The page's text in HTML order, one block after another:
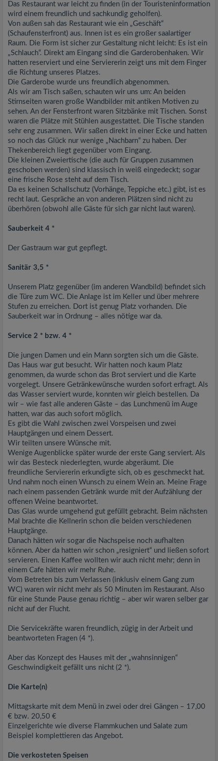
Das Restaurant war leicht zu finden (in der Touristeninformation
wird einem freundlich und sachkundig geholfen).
Von außen sah das Restaurant wie ein „Geschäft“
(Schaufensterfront) aus. Innen ist es ein großer saalartiger
Raum. Die Form ist sicher zur Gestaltung nicht leicht: Es ist ein
„Schlauch“. Direkt am Eingang sind die Garderobenhaken. Wir
hatten reserviert und eine Serviererin zeigt uns mit dem Finger
die Richtung unseres Platzes.
Die Garderobe wurde uns freundlich abgenommen.
Als wir am Tisch saßen, schauten wir uns um: An beiden
Stirnseiten waren große Wandbilder mit antiken Motiven zu
sehen. An der Fensterfront waren Sitzbänke mit Tischen. Sonst
waren die Plätze mit Stühlen ausgestattet. Die Tische standen
sehr eng zusammen. Wir saßen direkt in einer Ecke und hatten
so noch das Glück nur wenige „Nachbarn“ zu haben. Der
Thekenbereich liegt gegenüber vom Eingang.
Die kleinen Zweiertische (die auch für Gruppen zusammen
geschoben werden) sind klassisch in weiß eingedeckt; sogar
eine frische Rose steht auf dem Tisch.
Da es keinen Schallschutz (Vorhänge, Teppiche etc.) gibt, ist es
recht laut. Gespräche an von anderen Plätzen sind nicht zu
überhören (obwohl alle Gäste für sich gar nicht laut waren).
Sauberkeit 4 *
Der Gastraum war gut gepflegt.
Sanitär 3,5 *
Unserem Platz gegenüber (im anderen Wandbild) befindet sich
die Türe zum WC. Die Anlage ist im Keller und über mehrere
Stufen zu erreichen. Dort ist genug Platz vorhanden. Die
Sauberkeit war in Ordnung – alles nötige war da.
Service 2 * bzw. 4 *
Die jungen Damen und ein Mann sorgten sich um die Gäste.
Das Haus war gut besucht. Wir hatten noch kaum Platz
genommen, da wurde schon das Brot serviert und die Karte
vorgelegt. Unsere Getränkewünsche wurden sofort erfragt. Als
das Wasser serviert wurde, konnten wir gleich bestellen. Da
wir – wie fast alle anderen Gäste – das Lunchmenü im Auge
hatten, war das auch sofort möglich.
Es gibt die Wahl zwischen zwei Vorspeisen und zwei
Hauptgängen und einem Dessert.
Wir teilten unsere Wünsche mit.
Wenige Augenblicke später wurde der erste Gang serviert. Als
wir das Besteck niederlegten, wurde abgeräumt. Die
freundliche Serviererin erkundigte sich, ob es geschmeckt hat.
Und nahm noch einen Wunsch zu einem Wein an. Meine Frage
nach einem passenden Getränk wurde mit der Aufzählung der
offenen Weine beantwortet.
Das Glas wurde umgehend gut gefüllt gebracht. Beim nächsten
Mal brachte die Kellnerin schon die beiden verschiedenen
Hauptgänge.
Danach hätten wir sogar die Nachspeise noch aufhalten
können. Aber da hatten wir schon „resigniert“ und ließen sofort
servieren. Einen Kaffee wollten wir auch nicht mehr; denn in
einem Cafe hätten wir mehr Ruhe.
Vom Betreten bis zum Verlassen (inklusiv einem Gang zum
WC) waren wir nicht mehr als 50 Minuten im Restaurant. Also
für eine Stunde Pause genau richtig – aber wir waren selber gar
nicht auf der Flucht.
Die Servicekräfte waren freundlich, zügig in der Arbeit und
beantworteten Fragen (4 *).
Aber das Konzept des Hauses mit der „wahnsinnigen“
Geschwindigkeit gefällt uns nicht (2 *).
Die Karte(n)
Mittagskarte mit dem Menü in zwei oder drei Gängen – 17,00
€ bzw. 20,50 €
Einzelgerichte wie diverse Flammkuchen und Salate zum
Beispiel komplettieren das Angebot.
Die verkosteten Speisen